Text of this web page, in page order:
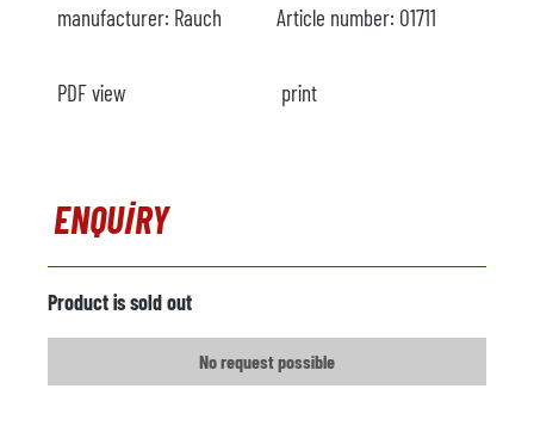
manufacturer: Rauch Article number: O1711
PDF view print
ENQUIRY
Product is sold out
No request possible